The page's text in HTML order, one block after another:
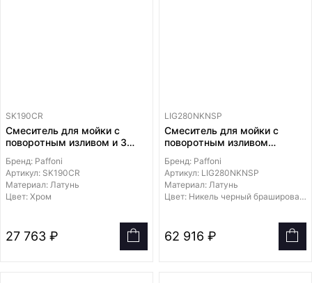
SK190CR
Смеситель для мойки с
поворотным изливом и 3
ВОДЫ
Бренд: Paffoni
Артикул: SK190CR
Материал: Латунь
Цвет: Хром
27 763 ₽
LIG280NKNSP
Смеситель для мойки с
поворотным изливом
Бренд: Paffoni
Артикул: LIG280NKNSP
Материал: Латунь
Цвет: Никель черный брашированный
62 916 ₽